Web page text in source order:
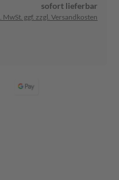
sofort lieferbar
MwSt. ggf. zzgl. Versandkosten